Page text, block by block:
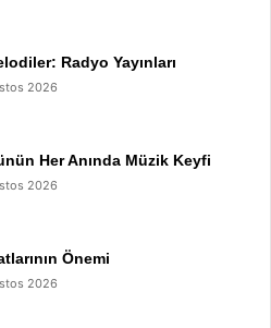
Radyo Yayınları
2026
Her Anında Müzik Keyfi
2026
Önemi
2026